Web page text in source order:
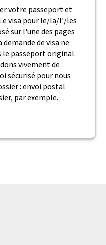
votre passeport et
visa pour le/la/l’/les
sur l'une des pages
de visa ne
passeport original.
vivement de
sécurisé pour nous
: envoi postal
par exemple.